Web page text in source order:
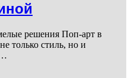
решения Поп-арт в
только стиль, но и